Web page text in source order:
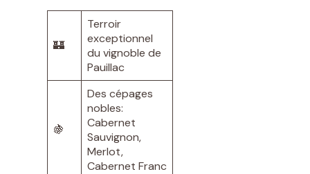
🏰
Terroir
exceptionnel
du vignoble de
Pauillac
🍇
Des cépages
nobles:
Cabernet
Sauvignon,
Merlot,
Cabernet Franc